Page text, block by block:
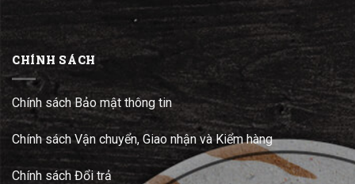
CHÍNH SÁCH
Chính sách Bảo mật thông tin
Chính sách Vận chuyển, Giao nhận và Kiểm hàng
Chính sách Đổi trả